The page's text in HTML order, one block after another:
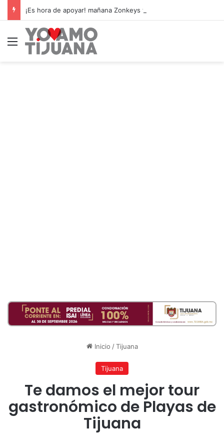
Menú
Inicio / Tijuana
Tijuana
Te damos el mejor tour
gastronómico de Playas de
Tijuana